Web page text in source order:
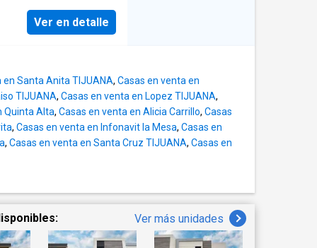
EB-VL6602
casa ofrece
estacionamiento en
o simplemente
- Vista abierta
(según
- Acabados
con espacios
Ver en detalle
en Santa Anita TIJUANA, Casas en venta en
TIJUANA, Casas en venta en Lopez TIJUANA,
Quinta Alta, Casas en venta en Alicia Carrillo, Casas
, Casas en venta en Infonavit la Mesa, Casas en
, Casas en venta en Santa Cruz TIJUANA, Casas en
Ver más unidades